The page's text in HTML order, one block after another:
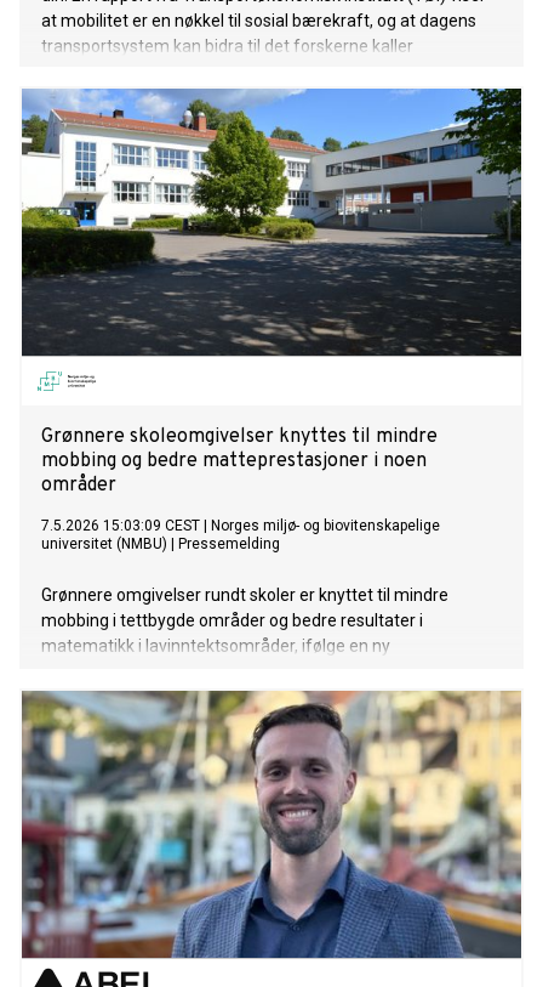
at mobilitet er en nøkkel til sosial bærekraft, og at dagens
transportsystem kan bidra til det forskerne kaller
Grønnere skoleomgivelser knyttes til mindre
mobbing og bedre matteprestasjoner i noen
områder
7.5.2026 15:03:09 CEST
Norges miljø- og biovitenskapelige
universitet (NMBU)
Pressemelding
Grønnere omgivelser rundt skoler er knyttet til mindre
mobbing i tettbygde områder og bedre resultater i
matematikk i lavinntektsområder, ifølge en ny
grunnskolen.